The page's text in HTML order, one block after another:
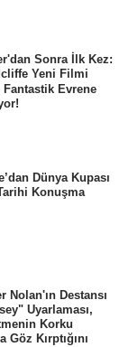
Sonra İlk Kez:
Yeni Filmi
Evrene
Dünya Kupası
Konuşma
Nolan'ın Destansı
Uyarlaması,
Korku
Göz Kırptığını